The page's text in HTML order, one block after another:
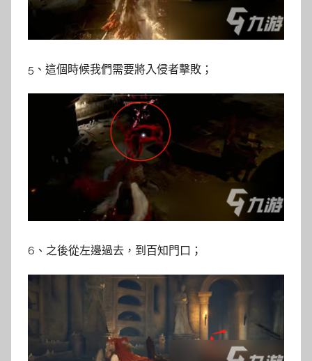
5、這個時候我們需要將入侵者擊敗；
6、之後從左邊過去，到百知門口；